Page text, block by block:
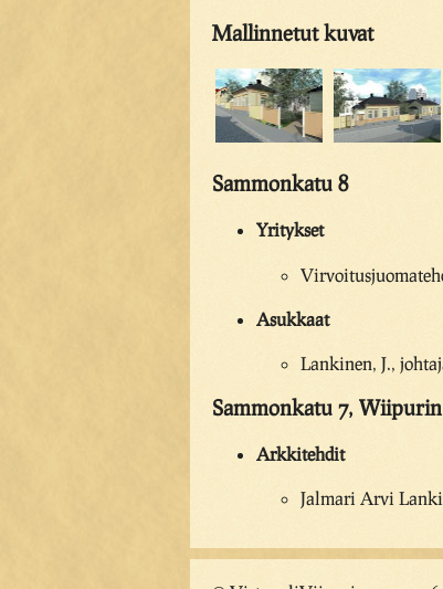
Mallinnetut kuvat
Sammonkatu 8
Yritykset
Asukkaat
Lankinen, J.,
Sammonkatu 7,
Arkkitehdit
Jalmari Arvi